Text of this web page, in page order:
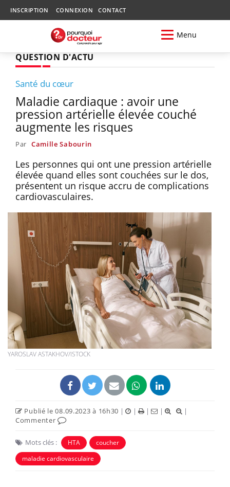
INSCRIPTION CONNEXION CONTACT
Menu
QUESTION D'ACTU
Santé du cœur
Maladie cardiaque : avoir une
pression artérielle élevée couché
augmente les risques
Par Camille Sabourin
Les personnes qui ont une pression artérielle
élevée quand elles sont couchées sur le dos,
présentent un risque accru de complications
cardiovasculaires.
YAROSLAV ASTAKHOV/ISTOCK
Publié le 08.09.2023 à 16h30 | | | |
|
Commenter
Mots clés : HTA
coucher
maladie cardiovasculaire